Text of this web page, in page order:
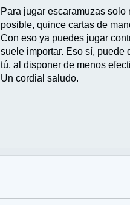
Para jugar escaramuzas
posible, quince cartas de
Con eso ya puedes jugar
suele importar. Eso sí, puede
tú, al disponer de menos
Un cordial saludo.